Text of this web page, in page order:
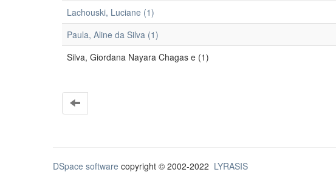
Lachouski, Luciane (1)
Paula, Aline da Silva (1)
Silva, Giordana Nayara Chagas e (1)
DSpace software copyright © 2002-2022 LYRASIS